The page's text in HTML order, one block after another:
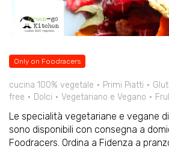
Only on Foodracers
cucina 100% vegetale Primi Piatti
free
Dolci Vegetariano e Vegano
Le specialità vegetariane e vegane
sono disponibili con consegna a
Foodracers. Ordina a Fidenza a